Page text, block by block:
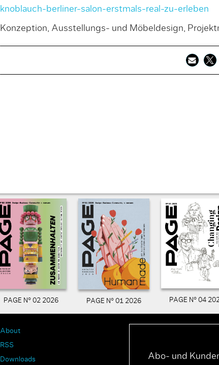
knoblauch-berliner-salon-erstmals-real-zu-erleben
Konzeption, Ausstellungs- und Möbeldesign,
PAGE N° 02 2026 PAGE N° 01 2026 PAGE N° 04
About
RSS
Downloads
Abo- und